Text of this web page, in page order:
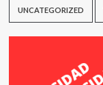
UNCATEGORIZED